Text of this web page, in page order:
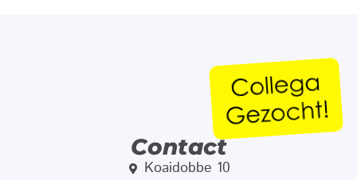
Contact
Koaidobbe 10